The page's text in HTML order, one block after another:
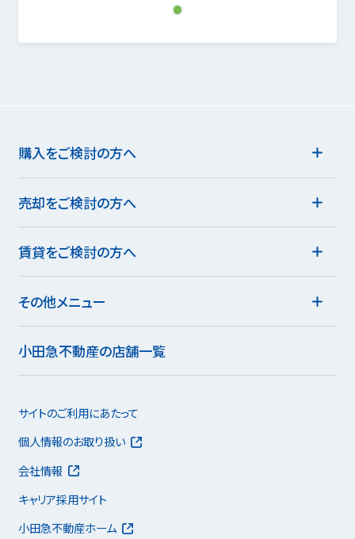
1
購入をご検討の方へ
売却をご検討の方へ
賃貸をご検討の方へ
その他メニュー
小田急不動産の店舗一覧
サイトのご利用にあたって
個人情報のお取り扱い
会社情報
キャリア採用サイト
小田急不動産ホーム